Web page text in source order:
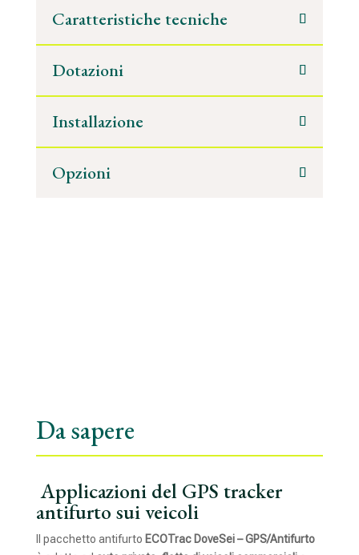
Caratteristiche tecniche
Dotazioni
Installazione
Opzioni
Da sapere
Applicazioni del GPS tracker
antifurto sui veicoli
Il pacchetto antifurto ECOTrac DoveSei – GPS/Antifurto